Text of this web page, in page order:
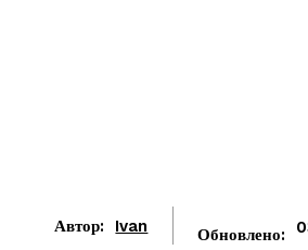
Автор: Ivan Обновлено: